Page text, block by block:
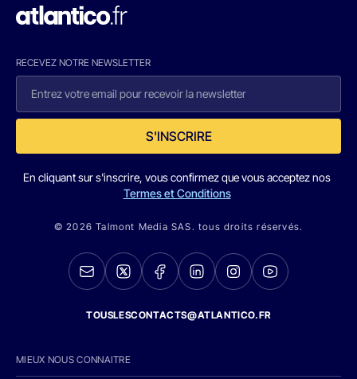
RECEVEZ NOTRE NEWSLETTER
S'INSCRIRE
En cliquant sur s'inscrire, vous confirmez que vous acceptez nos
Termes et Conditions
© 2026 Talmont Media SAS. tous droits réservés.
TOUSLESCONTACTS@ATLANTICO.FR
MIEUX NOUS CONNAITRE